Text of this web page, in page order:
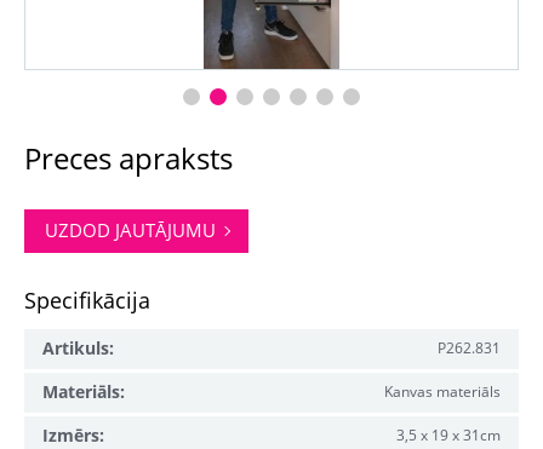
Preces apraksts
UZDOD JAUTĀJUMU
Specifikācija
Artikuls: P262.831
Materiāls: Kanvas materiāls
Izmērs: 3,5 x 19 x 31cm